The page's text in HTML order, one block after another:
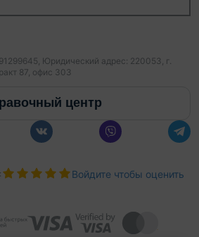
Юридический адрес: 220053, г.
87, офис 303
центр
Войдите чтобы оценить